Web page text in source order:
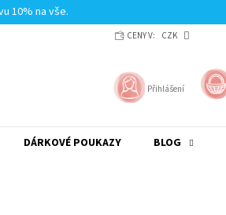
10% na vše.
CENY V: CZK
Přihlášení
DÁRKOVÉ POUKAZY BLOG